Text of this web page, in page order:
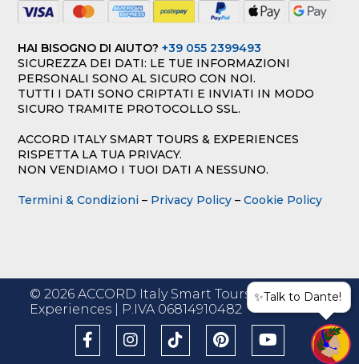
HAI BISOGNO DI AIUTO?+39 055 2399493
SICUREZZA DEI DATI: LE TUE INFORMAZIONI
PERSONALI SONO AL SICURO CON NOI.
TUTTI I DATI SONO CRIPTATI E INVIATI IN MODO
SICURO TRAMITE PROTOCOLLO SSL.
ACCORD ITALY SMART TOURS & EXPERIENCES
RISPETTA LA TUA PRIVACY.
NON VENDIAMO I TUOI DATI A NESSUNO.
Termini & Condizioni – Privacy Policy –Cookie Policy
© 2026 ACCORD Italy Smart Tours &
Experiences | P.IVA 06814910482
✨Talk to Dante!